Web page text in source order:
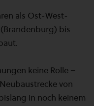
als Ost-West-
bis
keine Rolle –
von
in noch keinem